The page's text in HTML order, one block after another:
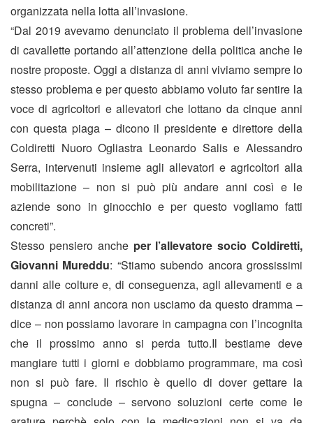
organizzata nella lotta all’invasione.
“Dal 2019 avevamo denunciato il problema dell’invasione
di cavallette portando all’attenzione della politica anche le
nostre proposte. Oggi a distanza di anni viviamo sempre lo
stesso problema e per questo abbiamo voluto far sentire la
voce di agricoltori e allevatori che lottano da cinque anni
con questa piaga – dicono il presidente e direttore della
Coldiretti Nuoro Ogliastra Leonardo Salis e Alessandro
Serra, intervenuti insieme agli allevatori e agricoltori alla
mobilitazione – non si può più andare anni così e le
aziende sono in ginocchio e per questo vogliamo fatti
concreti”.
Stesso pensiero ancheper l’allevatore socio Coldiretti,
Giovanni Mureddu: “Stiamo subendo ancora grossissimi
danni alle colture e, di conseguenza, agli allevamenti e a
distanza di anni ancora non usciamo da questo dramma –
dice – non possiamo lavorare in campagna con l’incognita
che il prossimo anno si perda tutto.Il bestiame deve
mangiare tutti i giorni e dobbiamo programmare, ma così
non si può fare. Il rischio è quello di dover gettare la
spugna – conclude – servono soluzioni certe come le